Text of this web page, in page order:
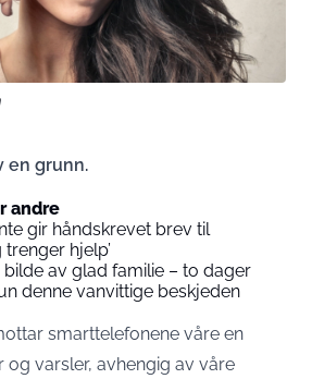
en grunn.
andre
gir håndskrevet brev til
trenger hjelp’
bilde av glad familie – to dager
denne vanvittige beskjeden
smarttelefonene våre en
og varsler, avhengig av våre